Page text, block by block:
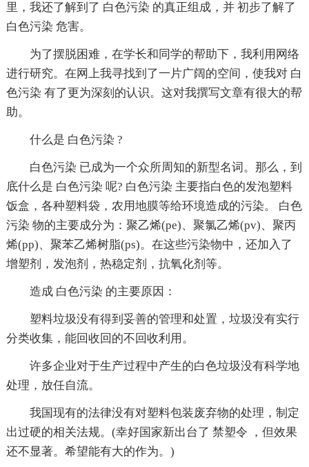
里，我还了解到了 白色污染 的真正组成，并 初步了解了
白色污染 危害。
为了摆脱困难，在学长和同学的帮助下，我利用网络
进行研究。在网上我寻找到了一片广阔的空间，使我对 白
色污染 有了更为深刻的认识。这对我撰写文章有很大的帮
助。
什么是 白色污染 ?
白色污染 已成为一个众所周知的新型名词。那么，到
底什么是 白色污染 呢? 白色污染 主要指白色的发泡塑料
饭盒，各种塑料袋，农用地膜等给环境造成的污染。 白色
污染 物的主要成分为：聚乙烯(pe)、聚氯乙烯(pv)、聚丙
烯(pp)、聚苯乙烯树脂(ps)。在这些污染物中，还加入了
增塑剂，发泡剂，热稳定剂，抗氧化剂等。
造成 白色污染 的主要原因：
塑料垃圾没有得到妥善的管理和处置，垃圾没有实行
分类收集，能回收回的不回收利用。
许多企业对于生产过程中产生的白色垃圾没有科学地
处理，放任自流。
我国现有的法律没有对塑料包装废弃物的处理，制定
出过硬的相关法规。(幸好国家新出台了 禁塑令 ，但效果
还不显著。希望能有大的作为。)